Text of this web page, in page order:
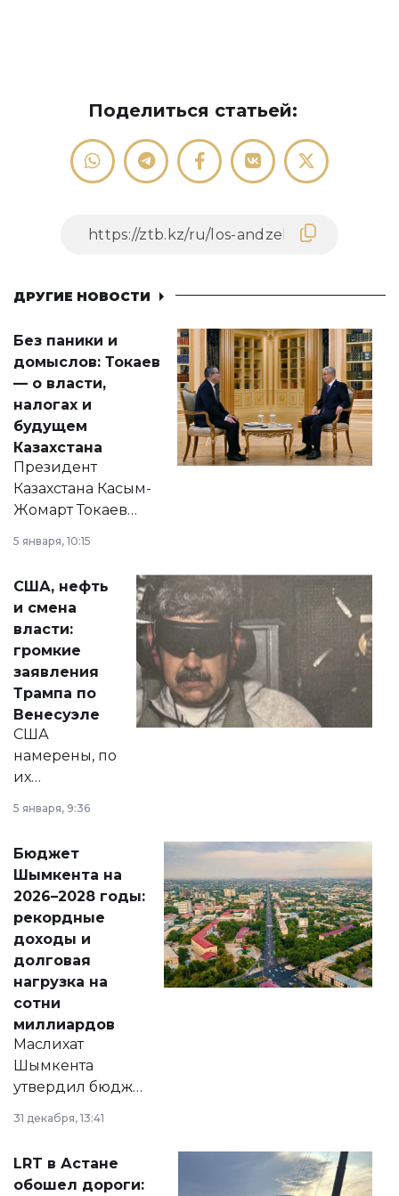
Поделиться статьей:
ДРУГИЕ НОВОСТИ
Без паники и
домыслов: Токаев
— о власти,
налогах и
будущем
Казахстана
Президент
Казахстана Касым-
Жомарт Токаев
сразу несколько
актуальных тем —
от слухов о
политических
реформах до
вопросов армии,
экономики и
личного здоровья.
5 января, 10:15
США, нефть
и смена
власти:
громкие
заявления
Трампа по
Венесуэле
США
намерены, по
их
принести
народу
Венесуэлы.
5 января, 9:36
Бюджет
Шымкента на
2026–2028 годы:
рекордные
доходы и
долговая
нагрузка на
сотни
миллиардов
Маслихат
Шымкента
утвердил бюджет
города на 2026–
2028 годы.
документ
31 декабря, 13:41
LRT в Астане
обошел дороги: